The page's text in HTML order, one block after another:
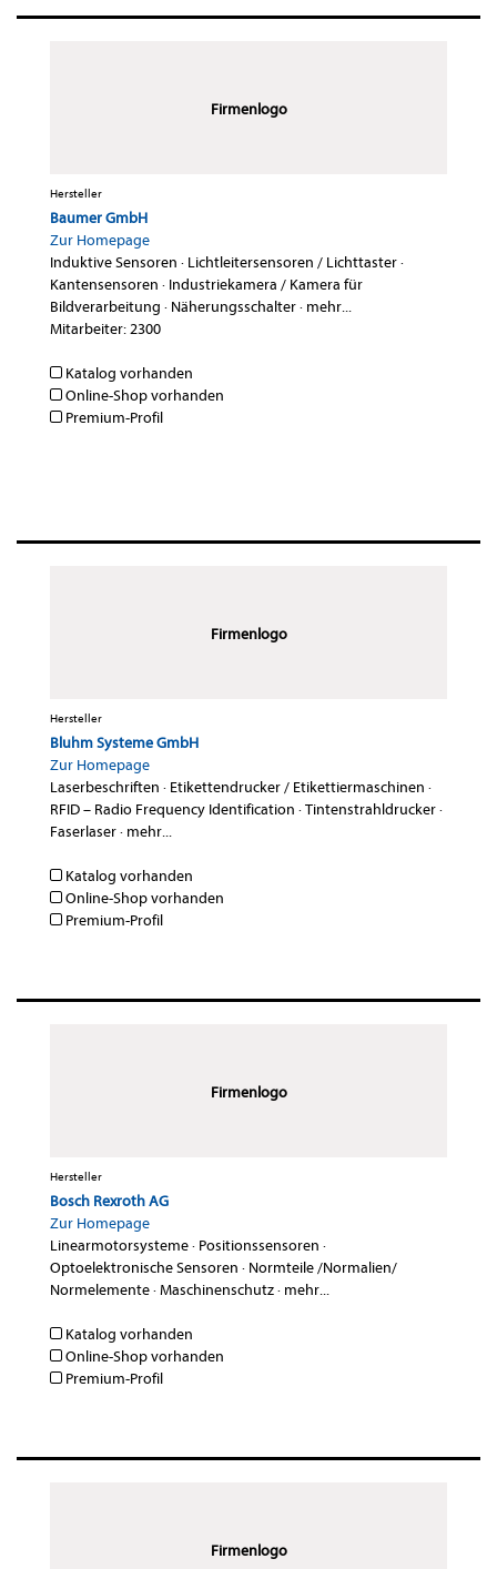
Firmenlogo
Hersteller
Baumer GmbH
Zur Homepage
Induktive Sensoren · Lichtleitersensoren / Lichttaster·
Kantensensoren · Industriekamera / Kamera für
Bildverarbeitung · Näherungsschalter· mehr...
Mitarbeiter: 2300
Katalog vorhanden
Online-Shop vorhanden
Premium-Profil
Firmenlogo
Hersteller
Bluhm Systeme GmbH
Zur Homepage
Laserbeschriften · Etikettendrucker / Etikettiermaschinen ·
RFID – Radio Frequency Identification ·Tintenstrahldrucker·
Faserlaser· mehr...
Katalog vorhanden
Online-Shop vorhanden
Premium-Profil
Firmenlogo
Hersteller
Bosch Rexroth AG
Zur Homepage
Linearmotorsysteme· Positionssensoren ·
Optoelektronische Sensoren · Normteile /Normalien/
Normelemente·Maschinenschutz· mehr...
Katalog vorhanden
Online-Shop vorhanden
Premium-Profil
Firmenlogo